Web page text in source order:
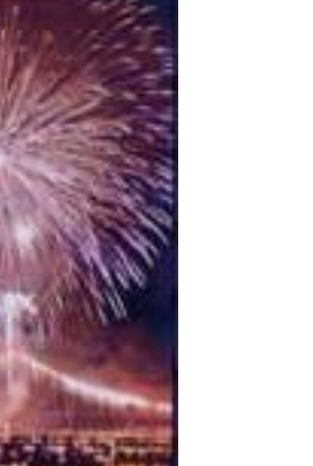
園山鉾集団顔見
駅前に山鉾が集ま
景をみることがで
の夏の伝統行事
る。